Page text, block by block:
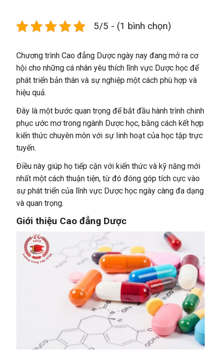
5/5 - (1 bình chọn)
Chương trình Cao đẳng Dược ngày nay đang mở ra cơ
hội cho những cá nhân yêu thích lĩnh vực Dược học để
phát triển bản thân và sự nghiệp một cách phù hợp và
hiệu quả.
Đây là một bước quan trọng để bắt đầu hành trình chinh
phục ước mơ trong ngành Dược học, bằng cách kết hợp
kiến thức chuyên môn với sự linh hoạt của học tập trực
tuyến.
Điều này giúp họ tiếp cận với kiến thức và kỹ năng mới
nhất một cách thuận tiện, từ đó đóng góp tích cực vào
sự phát triển của lĩnh vực Dược học ngày càng đa dạng
và quan trọng.
Giới thiệu Cao đẳng Dược